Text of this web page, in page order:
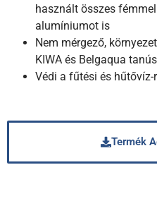
használt összes
alumíniumot is
Nem mérgező,
KIWA és Belgaqua
Védi a fűtési és hűtővíz-
Termék